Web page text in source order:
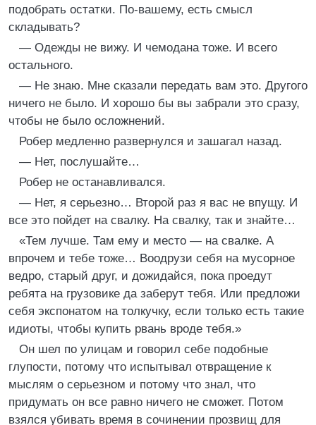
подобрать остатки. По-вашему, есть смысл
складывать?
— Одежды не вижу. И чемодана тоже. И всего
остального.
— Не знаю. Мне сказали передать вам это. Другого
ничего не было. И хорошо бы вы забрали это сразу,
чтобы не было осложнений.
Робер медленно развернулся и зашагал назад.
— Нет, послушайте…
Робер не останавливался.
— Нет, я серьезно… Второй раз я вас не впущу. И
все это пойдет на свалку. На свалку, так и знайте…
«Тем лучше. Там ему и место — на свалке. А
впрочем и тебе тоже… Воодрузи себя на мусорное
ведро, старый друг, и дожидайся, пока проедут
ребята на грузовике да заберут тебя. Или предложи
себя экспонатом на толкучку, если только есть такие
идиоты, чтобы купить рвань вроде тебя.»
Он шел по улицам и говорил себе подобные
глупости, потому что испытывал отвращение к
мыслям о серьезном и потому что знал, что
придумать он все равно ничего не сможет. Потом
взялся убивать время в сочинении прозвищ для